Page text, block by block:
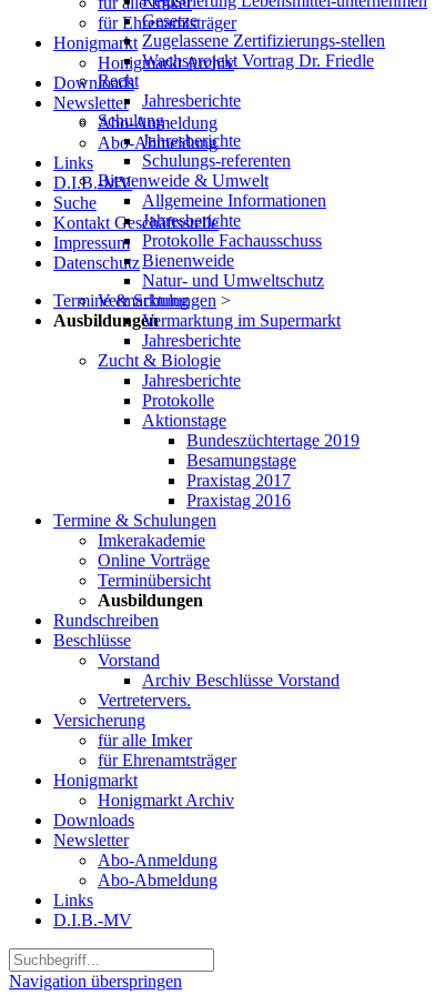
für Ehrenamtsträger
Honigmarkt
Honigmarkt Archiv
Downloads
Newsletter
Abo-Anmeldung
Abo-Abmeldung
Links
D.I.B.-MV
Suche
Kontakt Geschäftsstelle
Impressum
Datenschutz
Termine & Schulungen >
Ausbildungen
Gesetze
Zugelassene Zertifizierungs-stellen
Wachsprojekt Vortrag Dr. Friedle
Recht
Jahresberichte
Schulung
Jahresberichte
Schulungs-referenten
Bienenweide & Umwelt
Allgemeine Informationen
Jahresberichte
Protokolle Fachausschuss
Bienenweide
Natur- und Umweltschutz
Vermarktung
Vermarktung im Supermarkt
Jahresberichte
Zucht & Biologie
Jahresberichte
Protokolle
Aktionstage
Bundeszüchtertage 2019
Besamungstage
Praxistag 2017
Praxistag 2016
Termine & Schulungen
Imkerakademie
Online Vorträge
Terminübersicht
Ausbildungen
Rundschreiben
Beschlüsse
Vorstand
Archiv Beschlüsse Vorstand
Vertretervers.
Versicherung
für alle Imker
für Ehrenamtsträger
Honigmarkt
Honigmarkt Archiv
Downloads
Newsletter
Abo-Anmeldung
Abo-Abmeldung
Links
D.I.B.-MV
Navigation überspringen